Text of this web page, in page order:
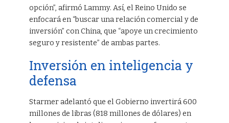
opción”, afirmó Lammy. Así, el Reino Unido se
enfocará en “buscar una relación comercial y de
inversión” con China, que “apoye un crecimiento
seguro y resistente” de ambas partes.
Inversión en inteligencia y
defensa
Starmer adelantó que el Gobierno invertirá 600
millones de libras (818 millones de dólares) en